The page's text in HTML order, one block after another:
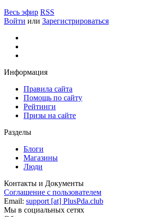
Весь эфир RSS
Войти или Зарегистрироваться
Информация
Правила сайта
Помощь по сайту
Рейтинги
Призы на сайте
Разделы
Блоги
Магазины
Люди
Контакты и Документы
Соглашение с пользователем
Email: support [at] PlusPda.club
Мы в социальных сетях